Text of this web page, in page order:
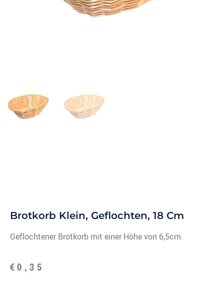
Brotkorb Klein, Geflochten, 18 Cm
Geflochtener Brotkorb mit einer Höhe von 6,5cm.
€0,35